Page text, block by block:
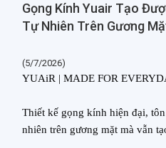
Gọng Kính Yuair Tạo
Tự Nhiên Trên Gương
(5/7/2026)
YUAiR | MADE FOR
Thiết kế gọng kính hiện đại, t
nhiên trên gương mặt mà vẫn